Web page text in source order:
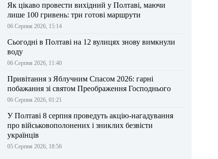
Як цікаво провести вихідний у Полтаві, маючи
лише 100 гривень: три готові маршрути
06 Серпня 2026, 15:14
Сьогодні в Полтаві на 12 вулицях знову вимкнули
воду
06 Серпня 2026, 11:40
Привітання з Яблучним Спасом 2026: гарні
побажання зі святом Преображення Господнього
06 Серпня 2026, 01:21
У Полтаві 8 серпня проведуть акцію-нагадування
про військовополонених і зниклих безвісти
українців
05 Серпня 2026, 18:56